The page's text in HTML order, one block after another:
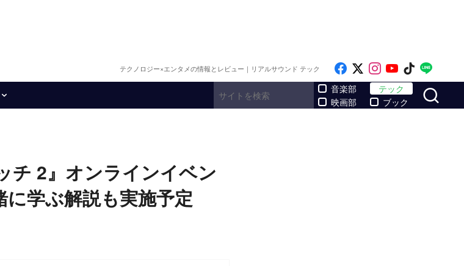
テクノロジー×エンタメの情報とレビュー｜リアルサウンド テック Like on Facebook
Follow on x
Follow on
Follow on
Follow
音楽部
映画部
テック
ブック
チ 2』オンラインイベン
学ぶ解説も実施予定